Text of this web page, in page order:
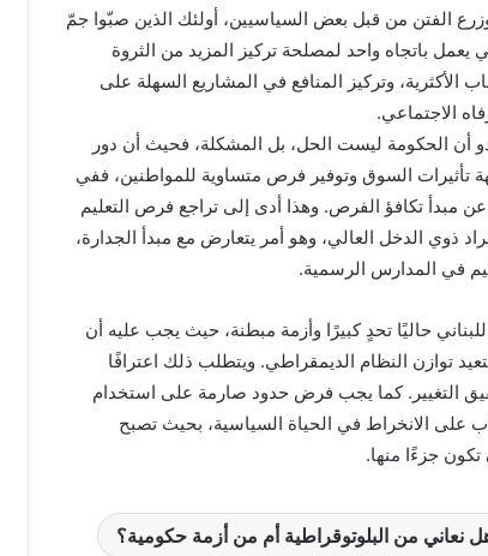
الفتن من قبل بعض السياسيين، أولئك الذين صبّوا جمّ
يعمل باتجاه واحد لمصلحة تركيز المزيد من الثروة
الأكثرية، وتركيز المنافع في المشاريع السهلة على
الاجتماعي.
أن الحكومة ليست الحل، بل المشكلة، فحيث أن دور
تأثيرات السوق وتوفير فرص متساوية للمواطنين، ففي
مبدأ تكافؤ الفرص. وهذا أدى إلى تراجع فرص التعليم
ذوي الدخل العالي، وهو أمر يتعارض مع مبدأ الجدارة،
في المدارس الرسمية.
حاليًا تحدٍ كبيرًا وأزمة مبطنة، حيث يجب عليه أن
توازن النظام الديمقراطي. ويتطلب ذلك اعترافًا
التغيير. كما يجب فرض حدود صارمة على استخدام
على الانخراط في الحياة السياسية، بحيث تصبح
جزءًا منها.
نعاني من البلوتوقراطية أم من أزمة حكومية؟